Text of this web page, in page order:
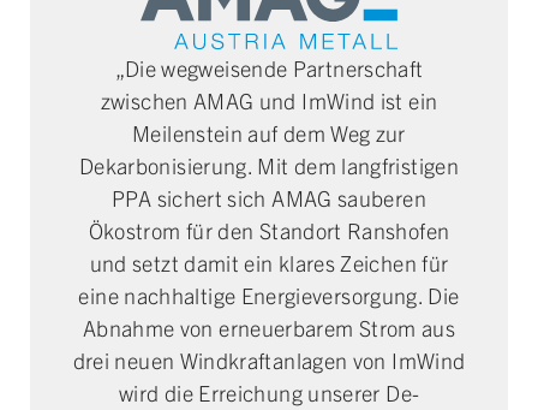
„Die wegweisende Partnerschaft
zwischen AMAG und ImWind ist ein
Meilenstein auf dem Weg zur
Dekarbonisierung. Mit dem langfristigen
PPA sichert sich AMAG sauberen
Ökostrom für den Standort Ranshofen
und setzt damit ein klares Zeichen für
eine nachhaltige Energieversorgung. Die
Abnahme von erneuerbarem Strom aus
drei neuen Windkraftanlagen von ImWind
wird die Erreichung unserer De­